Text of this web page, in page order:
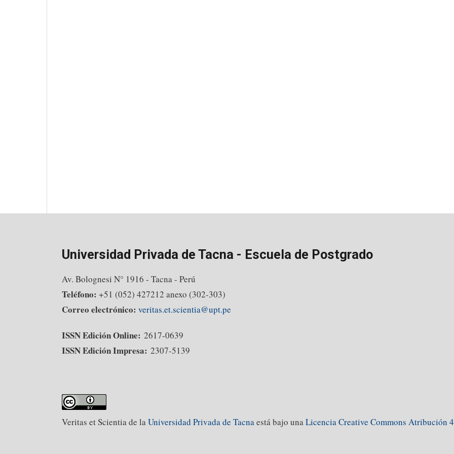
Universidad Privada de Tacna - Escuela de Postgrado
Av. Bolognesi N° 1916 - Tacna - Perú
Teléfono: +51 (052) 427212 anexo (302-303)
Correo electrónico: veritas.et.scientia@upt.pe
ISSN Edición Online: 2617-0639
ISSN Edición Impresa: 2307-5139
Veritas et Scientia de la Universidad Privada de Tacna está bajo una Licencia Creative Commons Atribución